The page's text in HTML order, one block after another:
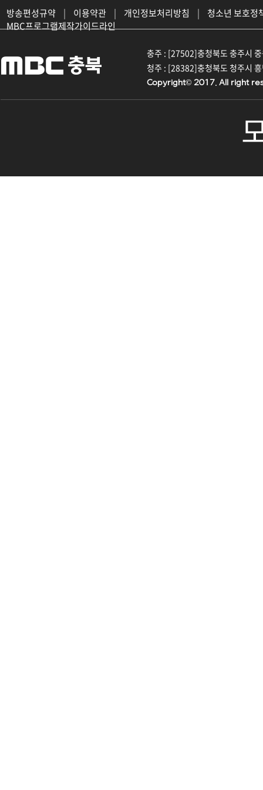
방송편성규약 | 이용약관 | 개인정보처리방침 |
청소년 보호정
MBC프로그램제작가이드라인
충주 : [27502]충청북도 충주시
청주 : [28382]충청북도 청주시
Copyright© 2017. All right